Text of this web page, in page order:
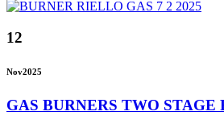
12
Nov2025
GAS BURNERS TWO STAGE